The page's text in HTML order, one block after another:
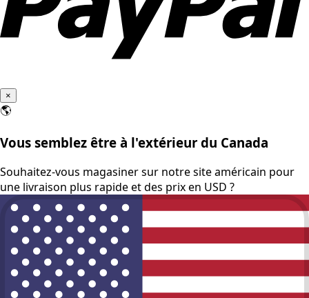
×
🌎
Vous semblez être à l'extérieur du Canada
Souhaitez-vous magasiner sur notre site américain pour
une livraison plus rapide et des prix en USD ?